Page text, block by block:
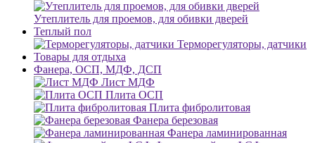
Утеплитель для проемов, для обивки дверей
Теплый пол
Терморегуляторы, датчики
Товары для отдыха
Фанера, ОСП, МДФ, ДСП
Лист МДФ
Плита ОСП
Плита фибролитовая
Фанера березовая
Фанера ламинированная